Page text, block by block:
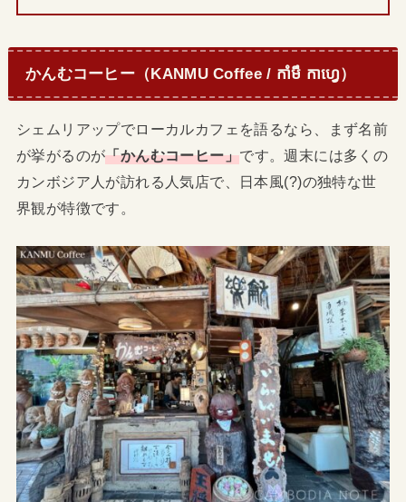
かんむコーヒー（KANMU Coffee / កាំមឹ កាហ្វេ）
シェムリアップでローカルカフェを語るなら、まず名前
が挙がるのが「かんむコーヒー」です。週末には多くの
カンボジア人が訪れる人気店で、日本風(?)の独特な世
界観が特徴です。